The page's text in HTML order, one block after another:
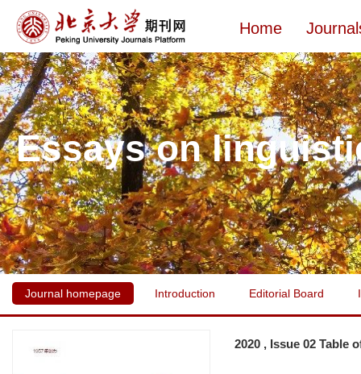
Home
Essays on
Journal homepage Introduction Editorial Board
2020 , Issue 02 Table